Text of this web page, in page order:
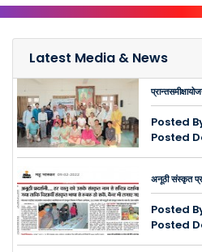
Latest Media & News
Posted
Posted
अनूठी संस्कृत
Posted
Posted